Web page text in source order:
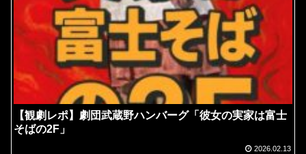
【観劇レポ】劇団武蔵野ハンバーグ「彼女の実家は富士
そばの2F」
2026.02.13